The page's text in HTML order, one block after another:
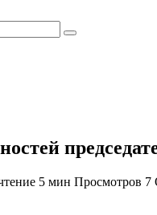
5 мин Просмотров 7